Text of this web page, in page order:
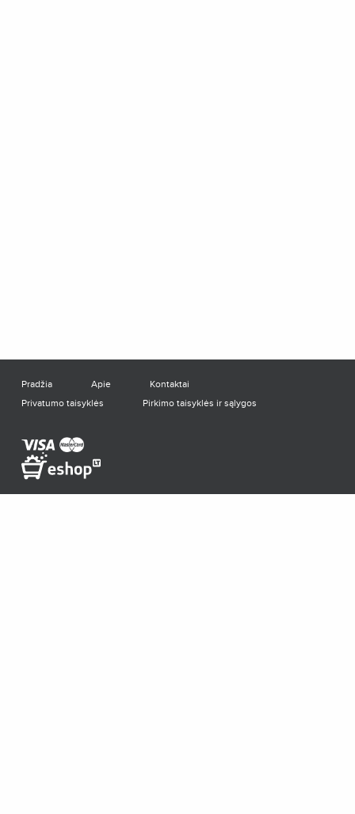
Pradžia Apie
Kontaktai
Privatumo taisyklės
Pirkimo taisyklės ir sąlygos